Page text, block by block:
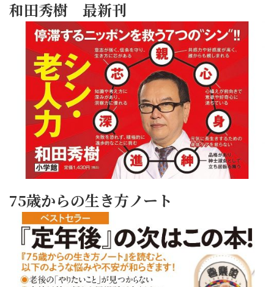
和田秀樹 最新刊
75歳からの生き方ノート